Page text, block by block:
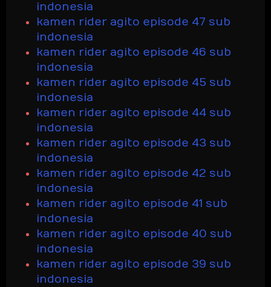
indonesia
kamen rider agito episode 47 sub
indonesia
kamen rider agito episode 46 sub
indonesia
kamen rider agito episode 45 sub
indonesia
kamen rider agito episode 44 sub
indonesia
kamen rider agito episode 43 sub
indonesia
kamen rider agito episode 42 sub
indonesia
kamen rider agito episode 41 sub
indonesia
kamen rider agito episode 40 sub
indonesia
kamen rider agito episode 39 sub
indonesia